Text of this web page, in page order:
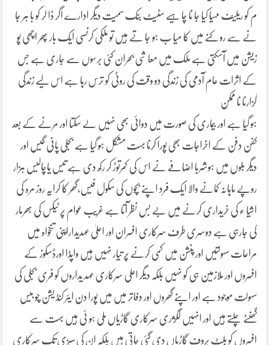
م کو ریلیف مہیا کیا جا نا چا ہیے سٹیٹ بنک سمیت دیگر ادارے اگر ڈا لر کو با ہر جا
نے سے رو کنے میں کا میا ب ہو جا تے ہیں تو ملکی کرنسی ایک بار پھر اچھی پو
زیشن میں آسکتی ہے ملک میں معا شی بحران کئی برسوں سے جاری ہے جس
کے اثرات عام آدمی کی زندگی دو وقت کی روٹی کو ترس رہا ہے اس لیے زندگی
گزارنا نا ممکن
ہو گیا ہے اور بیماری کی صورت میں دوائی بھی نہیں لے سکتا اور مرنے کے بعد
کفن دفن کے اخراجات بھی پورا کرنا بہت مشکل ہو گیا ہے بجلی پانی گیس اور
دیگر بلوں میں ہوشربا اضافے نے اس کی کمرتوڑ کر رکھ دی ہے تیس یاچالیس ہزار
روپے ماہانہ کمانے والا ایک فرد اپنے بچوں کی سکول فیس،گھر کا کرایہ روز مرہ کی
اشیا ء کی خریداری کرنے میں بے بس نظر آتا ہے غریب عوام پر ٹیکس کی بھرمار
کی جارہی ہے دوسری طرف سرکاری افسران اور اعلیٰ عہدیداراپنی تنخواہ میں
مراعات سہولتیں اور پنشن میں کمی کرنے پر تیار نہیں ہیں واپڈا اورڈسکوز کے
افسروں اور ملازمین ہی کو نہیں بلکہ دیگر اعلی سرکاری عہد یداروں کو فری بجلی کی
سہولت موجود ہے اور اپنے گھروں اور دفاتر میں میں پورا دن ایئر کنڈ یشن چو بیس
گھنٹے چلتے ہیں اور انہیں لگژری سرکاری گاڑیاں ملی ہو ئی ہیں بہت سے
افسروں کو بلٹ پروف گاڑیاں دی گئی جاتی ہیں بلکہ ان کی سبزی تک سرکاری